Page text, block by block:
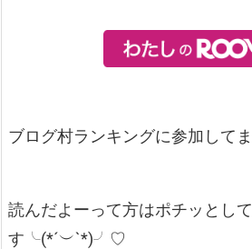
ブログ村ランキングに参加して
読んだよーって方はポチッとし
す╰(*´︶`*)╯♡